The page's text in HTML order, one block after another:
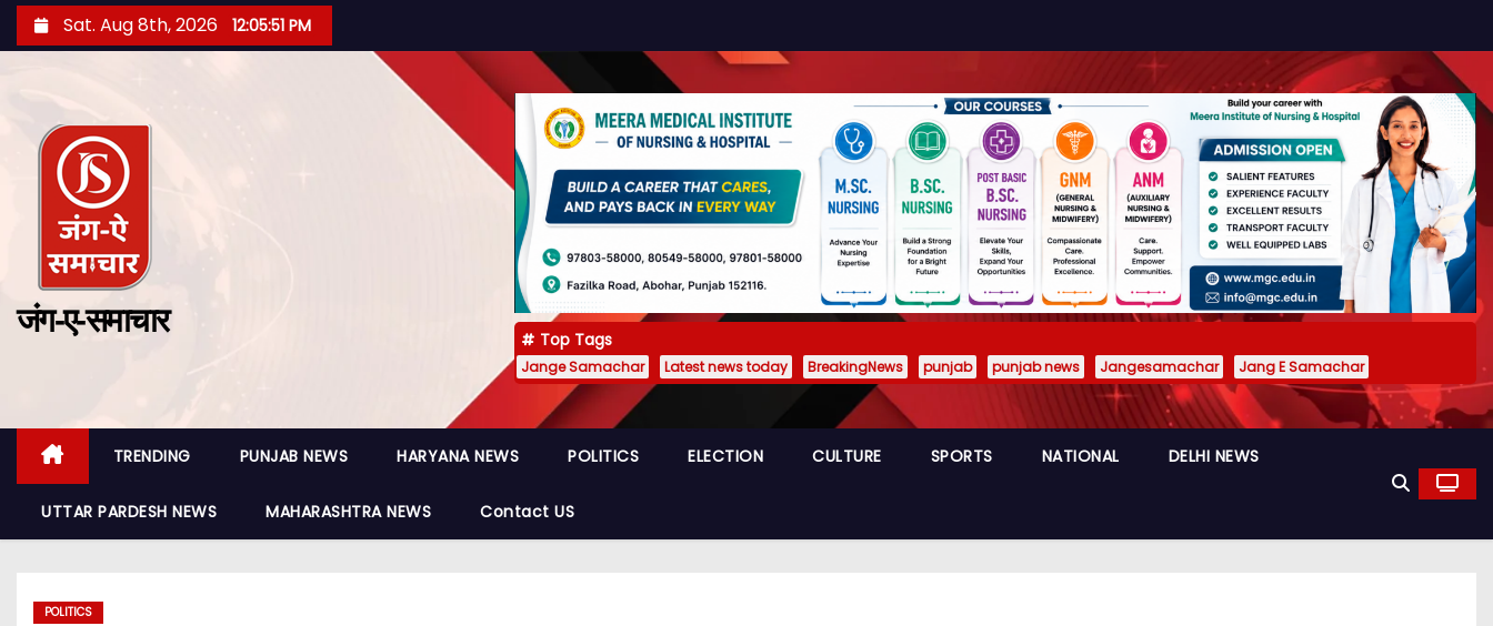
Sat. Aug 8th, 2026 12:05:52 PM
जंग-ए-समाचार
Top Tags
Jange Samachar Latest news today BreakingNews punjab punjab news Jangesamachar Jang E Samachar
TRENDING PUNJAB NEWS HARYANA NEWS POLITICS ELECTION CULTURE SPORTS NATIONAL DELHI NEWS
UTTAR PARDESH NEWS MAHARASHTRA NEWS Contact US
POLITICS